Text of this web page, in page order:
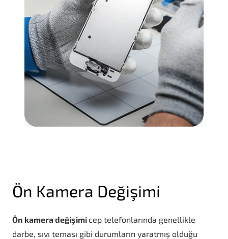
Ön Kamera Değişimi
Ön kamera değişimicep telefonlarında genellikle
darbe, sıvı teması gibi durumların yaratmış olduğu